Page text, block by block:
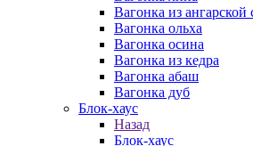
Вагонка из ангарской
Вагонка ольха
Вагонка осина
Вагонка из кедра
Вагонка абаш
Вагонка дуб
Блок-хаус
Назад
Блок-хаус